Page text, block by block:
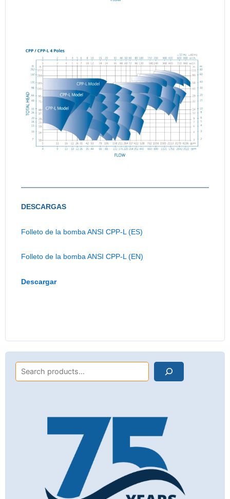
DESCARGAS
Folleto de la bomba ANSI CPP-L (ES)
Folleto de la bomba ANSI CPP-L (EN)
Descargar
Search